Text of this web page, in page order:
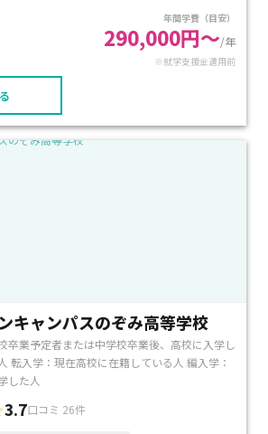
就職を目指す生徒にも対応しています。部
実しており、学校生活を楽しみながら学び
ます。特に、個別の支援が必要な生徒にお
年間学費（目安）
290,000円～/年
※就学支援金適用前
キャンパスのぞみ高等学校
卒業予定者または中学校卒業後、高校に入学し
転入学：現在高校に在籍している人 編入学：
した人
3.7口コミ 26件